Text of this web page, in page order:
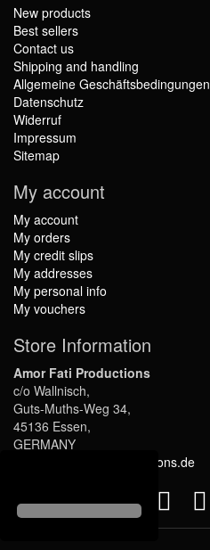
New products
Best sellers
Contact us
Shipping and handling
Allgemeine Geschäftsbedingungen
Datenschutz
Widerruf
Impressum
Sitemap
My account
My account
My orders
My credit slips
My addresses
My personal info
My vouchers
Store Information
Amor Fati Productions
c/o Wallnisch,
Guts-Muths-Weg 34,
45136 Essen,
GERMANY
info@amor-fati-productions.de
Follow us